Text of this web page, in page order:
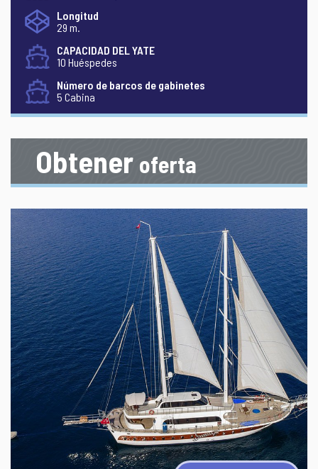
Longitud
29 m.
CAPACIDAD DEL YATE
10 Huéspedes
Número de barcos de gabinetes
5 Cabina
Obtener oferta